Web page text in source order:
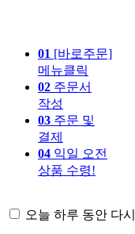
01 [바로주문]
메뉴클릭
02 주문서
작성
03 주문 및
결제
04 익일 오전
상품 수령!
오늘 하루 동안 다